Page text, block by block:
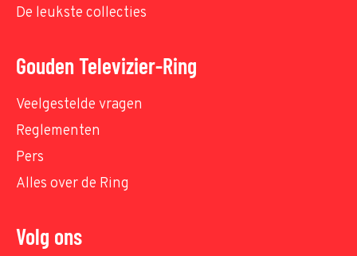
De leukste collecties
Gouden Televizier-Ring
Veelgestelde vragen
Reglementen
Pers
Alles over de Ring
Volg ons